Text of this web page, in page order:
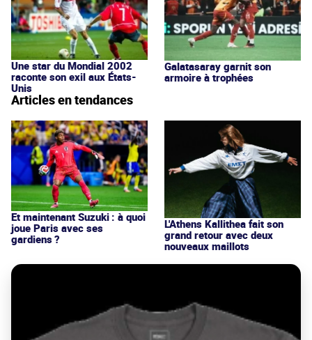
Une star du Mondial 2002
raconte son exil aux États-
Unis
Galatasaray garnit son
armoire à trophées
Articles en tendances
Et maintenant Suzuki : à quoi
joue Paris avec ses
gardiens ?
L'Athens Kallithea fait son
grand retour avec deux
nouveaux maillots